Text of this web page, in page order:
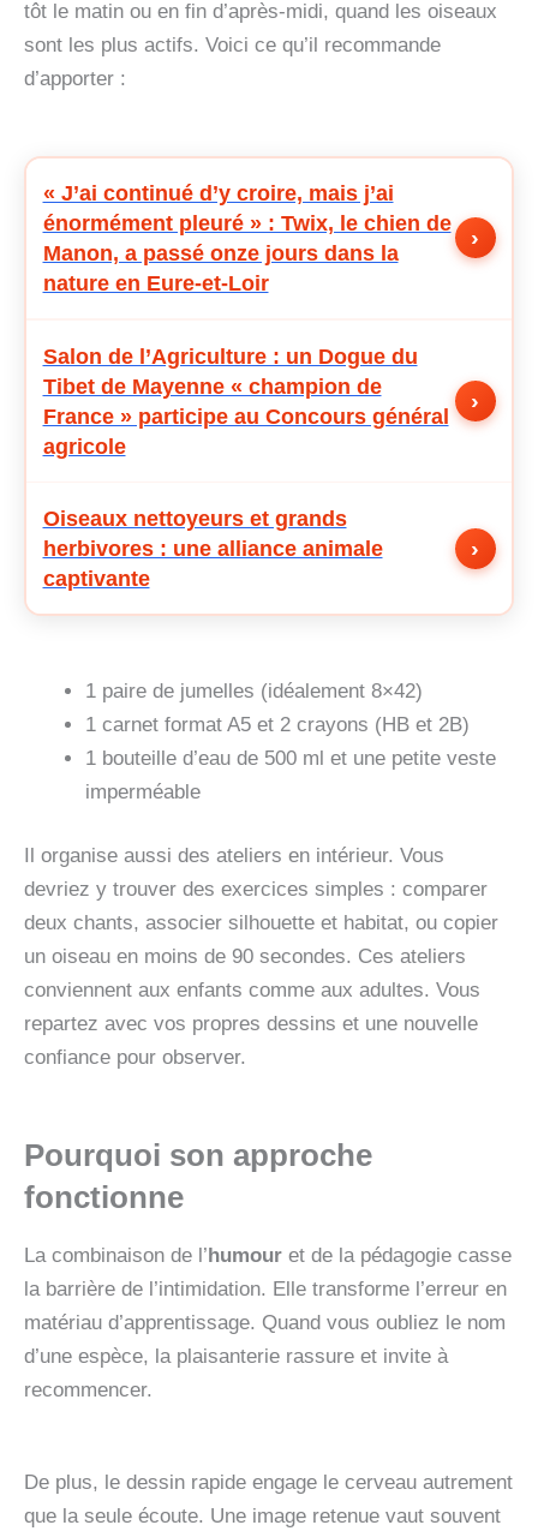
tôt le matin ou en fin d’après-midi, quand les oiseaux
sont les plus actifs. Voici ce qu’il recommande
d’apporter :
« J’ai continué d’y croire, mais j’ai
énormément pleuré » : Twix, le chien de
Manon, a passé onze jours dans la
nature en Eure-et-Loir
›
Salon de l’Agriculture : un Dogue du
Tibet de Mayenne « champion de
France » participe au Concours général
agricole
›
Oiseaux nettoyeurs et grands
herbivores : une alliance animale
captivante
›
1 paire de jumelles (idéalement 8×42)
1 carnet format A5 et 2 crayons (HB et 2B)
1 bouteille d’eau de 500 ml et une petite veste
imperméable
Il organise aussi des ateliers en intérieur. Vous
devriez y trouver des exercices simples : comparer
deux chants, associer silhouette et habitat, ou copier
un oiseau en moins de 90 secondes. Ces ateliers
conviennent aux enfants comme aux adultes. Vous
repartez avec vos propres dessins et une nouvelle
confiance pour observer.
Pourquoi son approche
fonctionne
La combinaison de l’humour et de la pédagogie casse
la barrière de l’intimidation. Elle transforme l’erreur en
matériau d’apprentissage. Quand vous oubliez le nom
d’une espèce, la plaisanterie rassure et invite à
recommencer.
De plus, le dessin rapide engage le cerveau autrement
que la seule écoute. Une image retenue vaut souvent